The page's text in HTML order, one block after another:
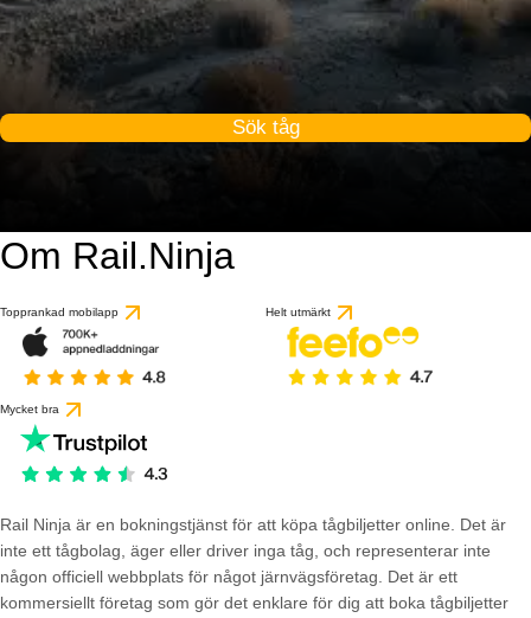
Sök tåg
Om Rail.Ninja
Topprankad mobilapp Helt utmärkt
Mycket bra
Rail Ninja är en bokningstjänst för att köpa tågbiljetter online. Det är
inte ett tågbolag, äger eller driver inga tåg, och representerar inte
någon officiell webbplats för något järnvägsföretag. Det är ett
kommersiellt företag som gör det enklare för dig att boka tågbiljetter